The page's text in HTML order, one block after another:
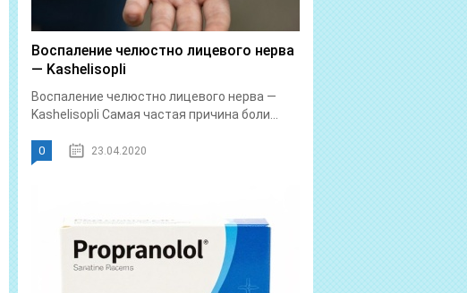
Воспаление челюстно лицевого нерва
— Kashelisopli
Воспаление челюстно лицевого нерва —
Kashelisopli Самая частая причина боли...
0 23.04.2020